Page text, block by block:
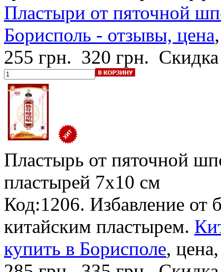
Пластыри от пяточной
Борисполь - отзывы, цена
255 грн. 320 грн.
Пластырь от пяточной
пластырей 7х10 см
Код:1206. Избавление от
китайским пластырем.
купить в Борисполе,